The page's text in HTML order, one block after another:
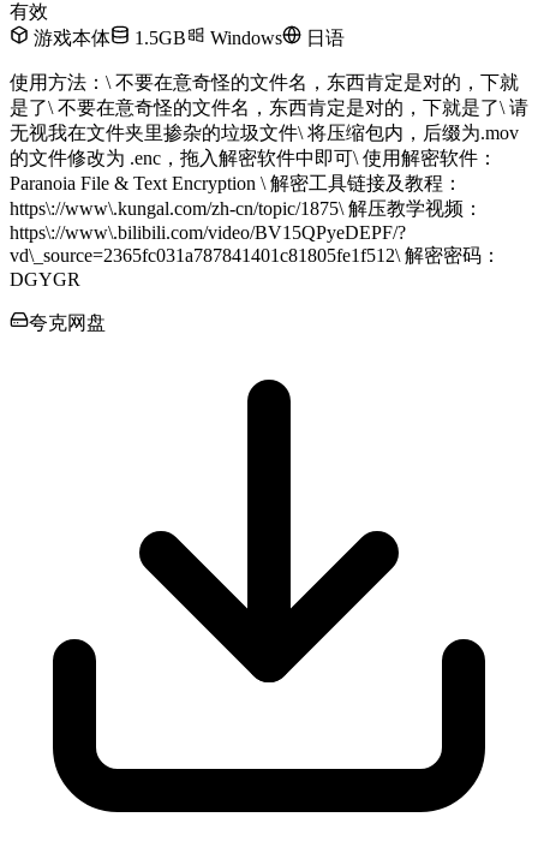
有效
游戏本体
1.5GB Windows 日语
使用方法：\ 不要在意奇怪的文件名，东西肯定是对的，下就
是了\ 不要在意奇怪的文件名，东西肯定是对的，下就是了\ 请
无视我在文件夹里掺杂的垃圾文件\ 将压缩包内，后缀为.mov
的文件修改为 .enc，拖入解密软件中即可\ 使用解密软件：
Paranoia File & Text Encryption \ 解密工具链接及教程：
https\://www\.kungal.com/zh-cn/topic/1875\ 解压教学视频：
https\://www\.bilibili.com/video/BV15QPyeDEPF/?
vd\_source=2365fc031a787841401c81805fe1f512\ 解密密码：
DGYGR
夸克网盘